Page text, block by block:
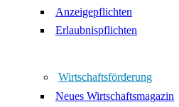
Anzeigepflichten
Erlaubnispflichten
Wirtschaftsförderung
Neues Wirtschaftsmagazin